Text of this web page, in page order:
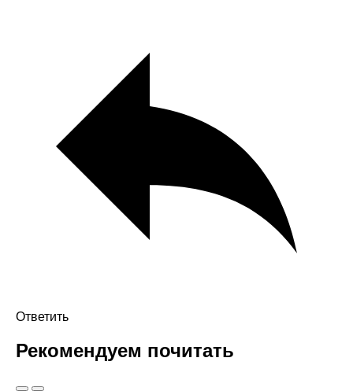
Ответить
Рекомендуем почитать